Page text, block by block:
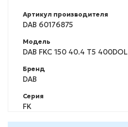
Артикул производителя
DAB 60176875
Модель
DAB FKC 150 40.4 T5 400DOL
Бренд
DAB
Серия
FK